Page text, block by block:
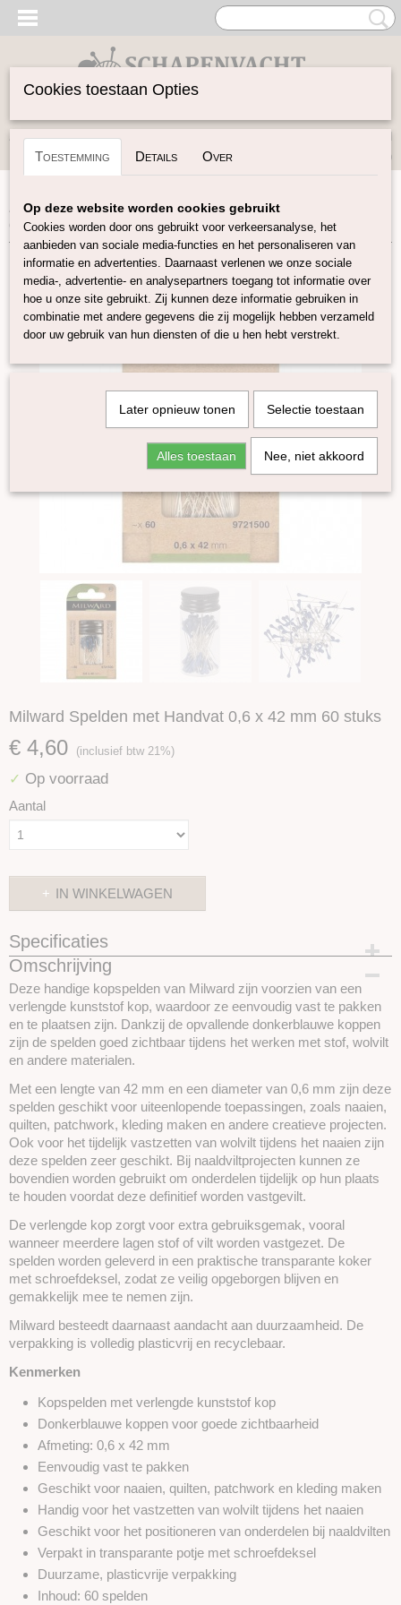
Inloggen Registreren
(0)
Home>Vilten>Diverse>Milward Spelden met Handvat
0,6 x 42 mm 60 stuks
Milward Spelden met Handvat 0,6 x 42 mm 60 stuks
€ 4,60 (inclusief btw 21%)
✓ Op voorraad
Aantal
IN WINKELWAGEN
Specificaties
Productcode
SKU9721500
Omschrijving
Deze handige kopspelden van Milward zijn voorzien van een
verlengde kunststof kop, waardoor ze eenvoudig vast te pakken
en te plaatsen zijn. Dankzij de opvallende donkerblauwe koppen
zijn de spelden goed zichtbaar tijdens het werken met stof, wolvilt
en andere materialen.
Met een lengte van 42 mm en een diameter van 0,6 mm zijn deze
spelden geschikt voor uiteenlopende toepassingen, zoals naaien,
quilten, patchwork, kleding maken en andere creatieve projecten.
Ook voor het tijdelijk vastzetten van wolvilt tijdens het naaien zijn
deze spelden zeer geschikt. Bij naaldviltprojecten kunnen ze
bovendien worden gebruikt om onderdelen tijdelijk op hun plaats
te houden voordat deze definitief worden vastgevilt.
De verlengde kop zorgt voor extra gebruiksgemak, vooral
wanneer meerdere lagen stof of vilt worden vastgezet. De
spelden worden geleverd in een praktische transparante koker
met schroefdeksel, zodat ze veilig opgeborgen blijven en
gemakkelijk mee te nemen zijn.
Milward besteedt daarnaast aandacht aan duurzaamheid. De
verpakking is volledig plasticvrij en recyclebaar.
Kenmerken
Kopspelden met verlengde kunststof kop
Donkerblauwe koppen voor goede zichtbaarheid
Afmeting: 0,6 x 42 mm
Eenvoudig vast te pakken
Geschikt voor naaien, quilten, patchwork en kleding maken
Handig voor het vastzetten van wolvilt tijdens het naaien
Geschikt voor het positioneren van onderdelen bij naaldvilten
Verpakt in transparante potje met schroefdeksel
Duurzame, plasticvrije verpakking
Inhoud: 60 spelden
Cookies toestaan Opties
Toestemming Details Over
Op deze website worden cookies gebruikt
Cookies worden door ons gebruikt voor verkeersanalyse, het
aanbieden van sociale media-functies en het personaliseren van
informatie en advertenties. Daarnaast verlenen we onze sociale
media-, advertentie- en analysepartners toegang tot informatie over
hoe u onze site gebruikt. Zij kunnen deze informatie gebruiken in
combinatie met andere gegevens die zij mogelijk hebben verzameld
door uw gebruik van hun diensten of die u hen hebt verstrekt.
Later opnieuw tonen Selectie toestaan
Alles toestaan Nee, niet akkoord